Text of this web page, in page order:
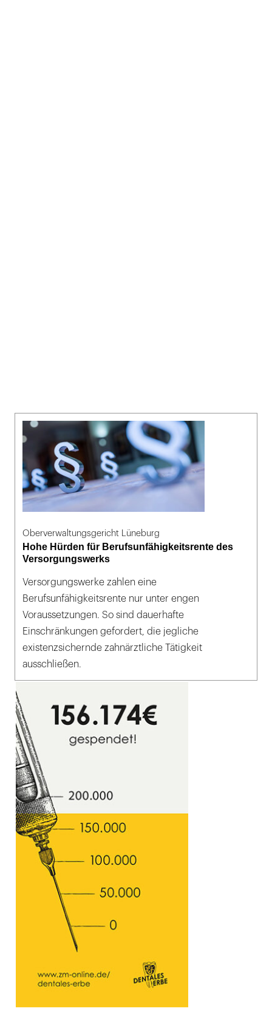
Oberverwaltungsgericht Lüneburg
Hohe Hürden für Berufsunfähigkeitsrente des
Versorgungswerks
Versorgungswerke zahlen eine
Berufsunfähigkeitsrente nur unter engen
Voraussetzungen. So sind dauerhafte
Einschränkungen gefordert, die jegliche
existenzsichernde zahnärztliche Tätigkeit
ausschließen.